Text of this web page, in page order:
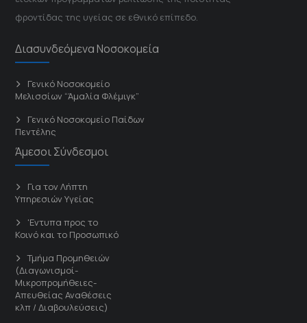
φροντίδας της υγείας σε εθνικό επίπεδο.
Διασυνδεόμενα Νοσοκομεία
Γενικό Νοσοκομείο
Μελισσίων “Άμαλία Φλέμιγκ”
Γενικό Νοσοκομείο Παίδων
Πεντέλης
Άμεσοι Σύνδεσμοι
Για τον Λήπτη
Υπηρεσιών Υγείας
'Εντυπα προς το
Κοινό και το Προσωπικό
Τμήμα Προμηθειών
(Διαγωνισμοί-
Μικροπρομήθειες-
Απευθείας Αναθέσεις
κλπ / Διαβουλεύσεις)